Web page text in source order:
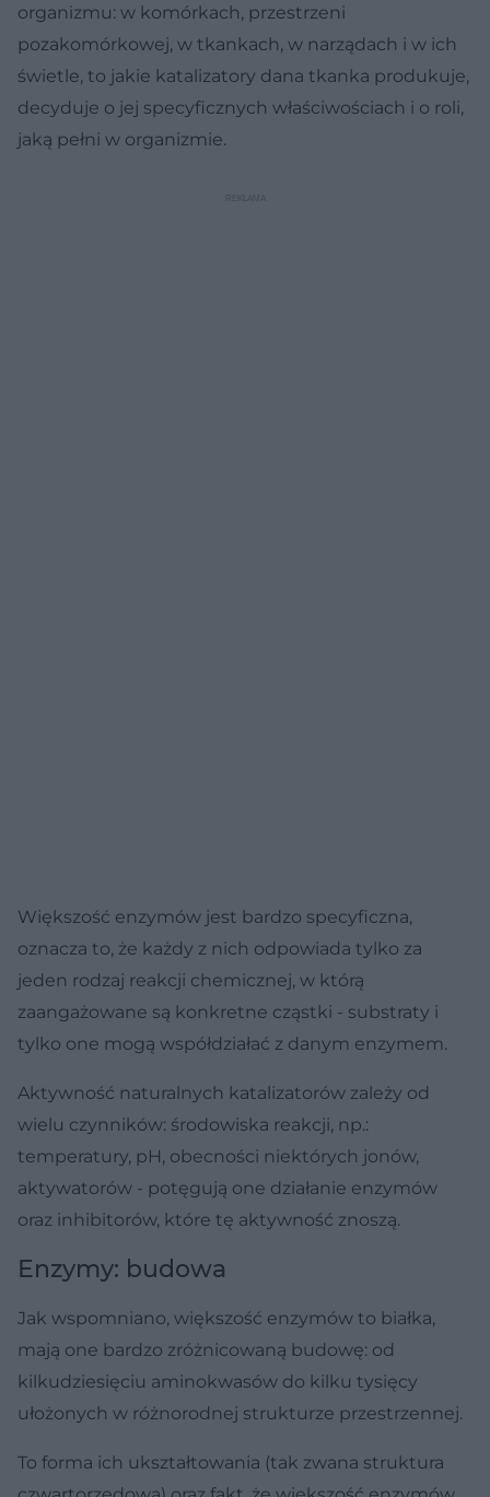
organizmu: w komórkach, przestrzeni
pozakomórkowej, w tkankach, w narządach i w ich
świetle, to jakie katalizatory dana tkanka produkuje,
decyduje o jej specyficznych właściwościach i o roli,
jaką pełni w organizmie.
Większość enzymów jest bardzo specyficzna,
oznacza to, że każdy z nich odpowiada tylko za
jeden rodzaj reakcji chemicznej, w którą
zaangażowane są konkretne cząstki - substraty i
tylko one mogą współdziałać z danym enzymem.
Aktywność naturalnych katalizatorów zależy od
wielu czynników: środowiska reakcji, np.:
temperatury, pH, obecności niektórych jonów,
aktywatorów - potęgują one działanie enzymów
oraz inhibitorów, które tę aktywność znoszą.
Enzymy: budowa
Jak wspomniano, większość enzymów to białka,
mają one bardzo zróżnicowaną budowę: od
kilkudziesięciu aminokwasów do kilku tysięcy
ułożonych w różnorodnej strukturze przestrzennej.
To forma ich ukształtowania (tak zwana struktura